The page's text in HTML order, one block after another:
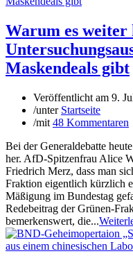
Warum es weiter
Maskendeals gibt
Veröffentlicht am 9.
/unter Startseite
/mit 48 Kommentaren
Bei der Generaldebatte
her. AfD-Spitzenfrau Alice
Friedrich Merz, dass man
Fraktion eigentlich kürzlich
Mäßigung im Bundestag
Redebeitrag der Grünen-
bemerkenswert, die...